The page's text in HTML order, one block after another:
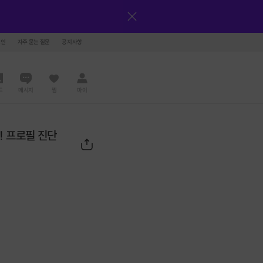
자주 묻는 질문 공지사항
메시지 찜 마이
프로필 진단